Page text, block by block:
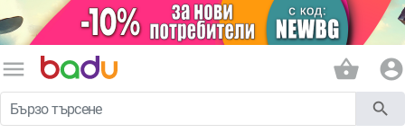
menu shopping_basket account_circle
search